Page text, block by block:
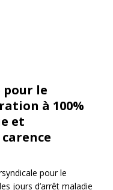
le
à 100%
et
pour le
jours d’arrêt maladie